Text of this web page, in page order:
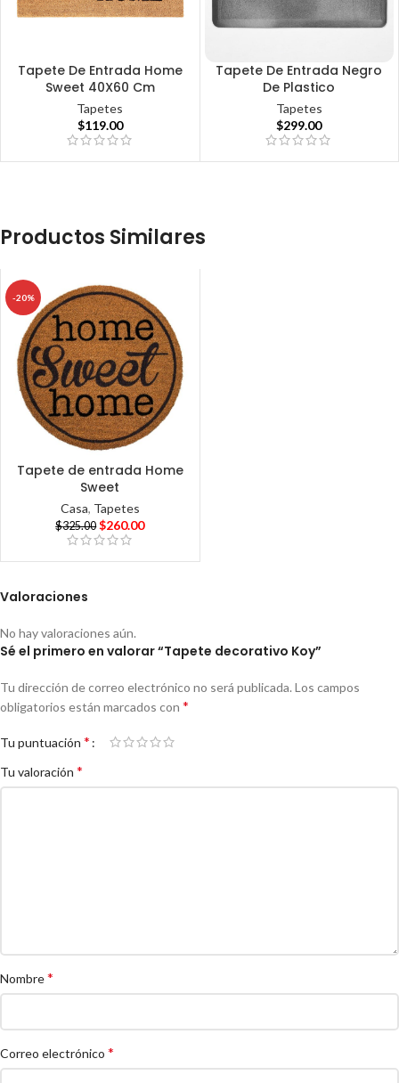
Tapete De Entrada Home
Sweet 40X60 Cm
Tapetes
$119.00
Tapete De Entrada Negro
De Plastico
Tapetes
$299.00
Productos Similares
-20%
Tapete de entrada Home
Sweet
Casa, Tapetes
$325.00 $260.00
Valoraciones
No hay valoraciones aún.
Sé el primero en valorar “Tapete decorativo Koy”
Tu dirección de correo electrónico no será publicada. Los campos
obligatorios están marcados con *
Tu puntuación *
Tu valoración *
Nombre*
Correo electrónico *